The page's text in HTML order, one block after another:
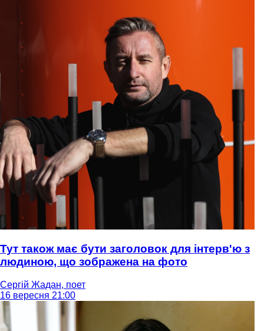
Тут також має бути заголовок для інтерв'ю з
людиною, що зображена на фото
Сергій Жадан, поет
16 вересня 21:00